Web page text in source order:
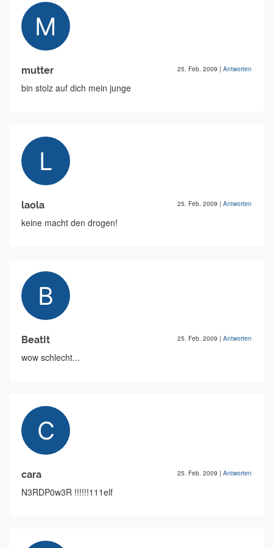
mutter 25. Feb. 2009 | Antworten
bin stolz auf dich mein junge
laola 25. Feb. 2009 | Antworten
keine macht den drogen!
BeatIt 25. Feb. 2009 | Antworten
wow schlecht...
cara 25. Feb. 2009 | Antworten
N3RDP0w3R !!!!!!111elf